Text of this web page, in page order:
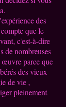
des
que le
c'est-à-dire
de nombreuses
œuvre parce que
des vieux
de vie ,
pleinement